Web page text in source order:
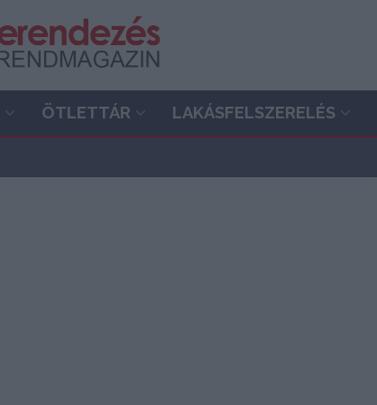
ÖTLETTÁR LAKÁSFELSZERELÉS